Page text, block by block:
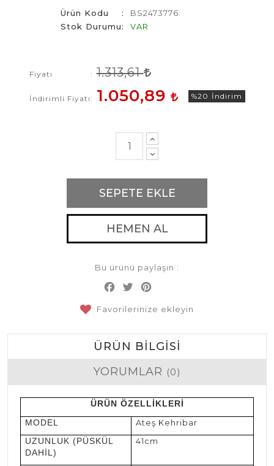
Ürün Kodu
BS2473776
Stok Durumu
VAR
Fiyatı 1.313,61
İndirimli Fiyatı 1.050,89 %20 İndirim
SEPETE EKLE
HEMEN AL
Bu ürünü paylaşın :
Facebook
Twitter
Favorilerinize ekleyin
ÜRÜN BILGISI
YORUMLAR (0)
ÜRÜN ÖZELLİKLERİ
MODEL
Ateş Kehribar
UZUNLUK (PÜSKÜL
DAHİL)
41cm